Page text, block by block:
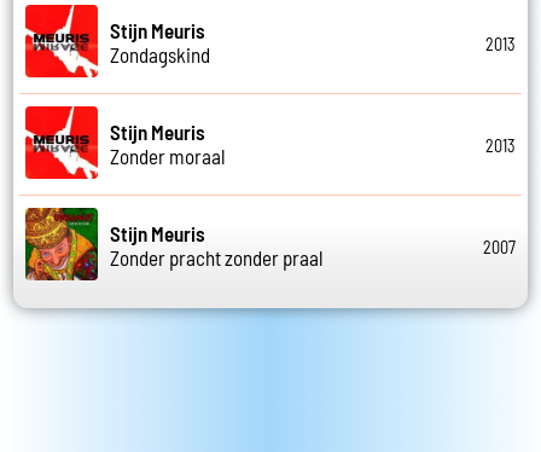
Stijn Meuris
Zondagskind
2013
Stijn Meuris
Zonder moraal
2013
Stijn Meuris
Zonder pracht zonder praal
2007